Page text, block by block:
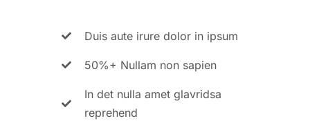
Duis aute irure dolor in ipsum
50%+ Nullam non sapien
In det nulla amet glavridsa
reprehend